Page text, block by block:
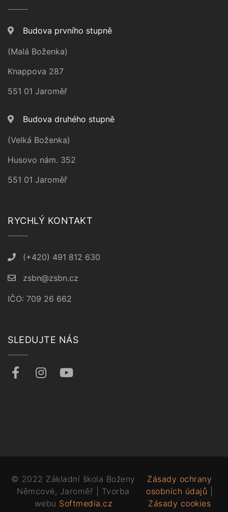
Budova prvního stupně
(Malá Boženka)
Knappova 287
551 01 Jaroměř
Budova druhého stupně
(Velká Boženka)
Husovo nám. 352
551 01 Jaroměř
RYCHLÝ KONTAKT
(+420) 491 812 630
zsbn@zsbn.cz
IČO: 709 26 662
SLEDUJTE NÁS
© 2022 Základní škola Boženy
Němcové, Jaroměř | Tvorba
webu Softmedia.cz
Zásady ochrany
osobních údajů
Zásady cookies